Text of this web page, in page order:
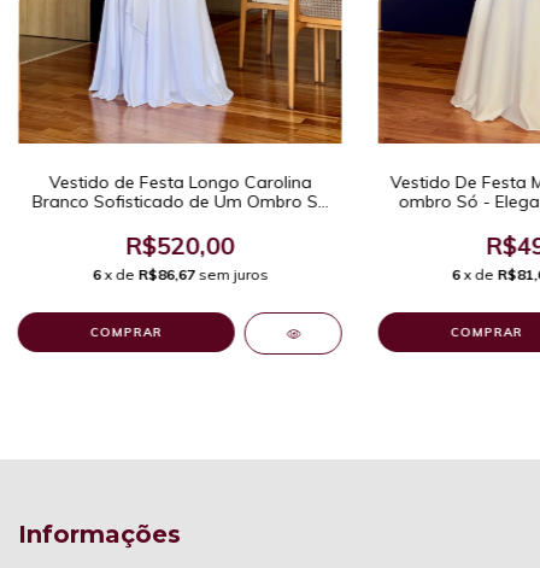
Vestido de Festa Longo Carolina
Branco Sofisticado de Um Ombro Só
Cauda Frontal Assimétrica
R$520,00
6 x de R$86,67 sem juros
COMPRAR
Vestido De Festa
ombro Só -
6 x de
COMPRAR
Informações